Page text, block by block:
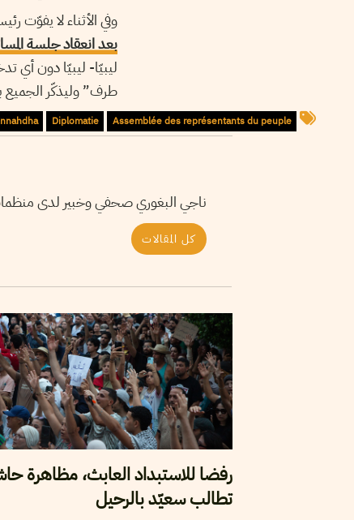
وفي الأثناء لا يفوّت
بعد انعقاد جلسة
ليبيّا- ليبيّا دون أي
طرف” وليذكّر الجميع
Assemblée des représentants du peuple
Diplomatie
ناجي البغوري صحفي وخبير لدى
كل المقالات
رفضا للاستبداد العابث، مظاهرة
تطالب سعيّد بالرحيل